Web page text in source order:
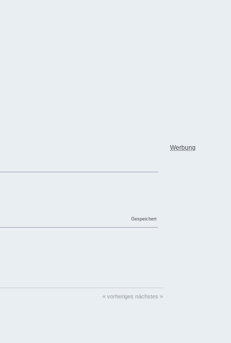
Gespeichert
« vorheriges nächstes »
Werbung